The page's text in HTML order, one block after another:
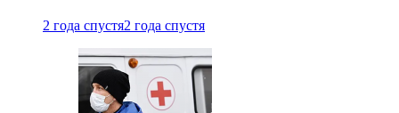
2 года спустя2 года спустя